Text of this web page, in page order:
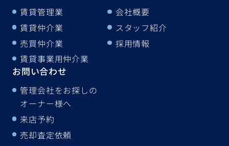
賃貸管理業
賃貸仲介業
売買仲介業
賃貸事業用仲介業
会社概要
スタッフ紹介
採用情報
お問い合わせ
管理会社をお探しの
オーナー様へ
来店予約
売却査定依頼